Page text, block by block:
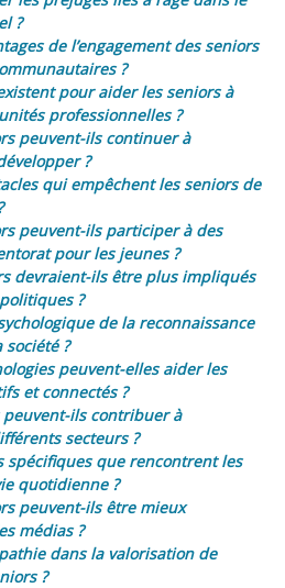
?
de l’engagement des seniors
?
pour aider les seniors à
professionnelles ?
peuvent-ils continuer à
?
qui empêchent les seniors de
peuvent-ils participer à des
pour les jeunes ?
devraient-ils être plus impliqués
?
de la reconnaissance
?
peuvent-elles aider les
et connectés ?
peuvent-ils contribuer à
secteurs ?
spécifiques que rencontrent les
quotidienne ?
peuvent-ils être mieux
médias ?
dans la valorisation de
?